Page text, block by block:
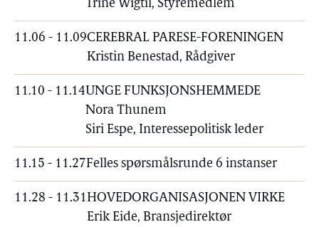
Trine Wigtil, Styremedlem
11.06 - 11.09CEREBRAL PARESE-FORENINGEN
Kristin Benestad, Rådgiver
11.10 - 11.14UNGE FUNKSJONSHEMMEDE
Nora Thunem
Siri Espe, Interessepolitisk leder
11.15 - 11.27Felles spørsmålsrunde 6 instanser
11.28 - 11.31HOVEDORGANISASJONEN VIRKE
Erik Eide, Bransjedirektør